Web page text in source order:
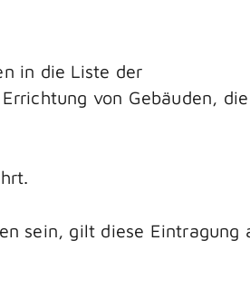
in die Liste der
von Gebäuden,
sein, gilt diese Eintragung